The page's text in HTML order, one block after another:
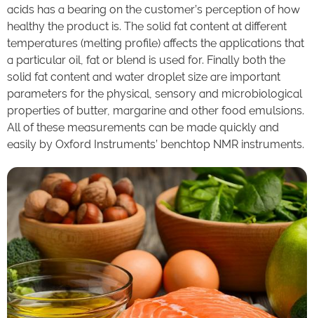
acids has a bearing on the customer’s perception of how
healthy the product is. The solid fat content at different
temperatures (melting profile) affects the applications that
a particular oil, fat or blend is used for. Finally both the
solid fat content and water droplet size are important
parameters for the physical, sensory and microbiological
properties of butter, margarine and other food emulsions.
All of these measurements can be made quickly and
easily by Oxford Instruments’ benchtop NMR instruments.